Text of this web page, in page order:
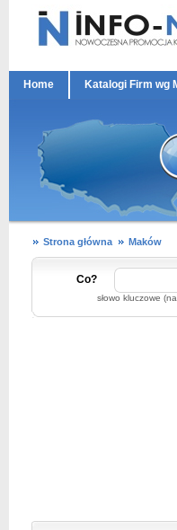
Home Katalogi Firm wg
Strona główna Maków
Co?
słowo kluczowe